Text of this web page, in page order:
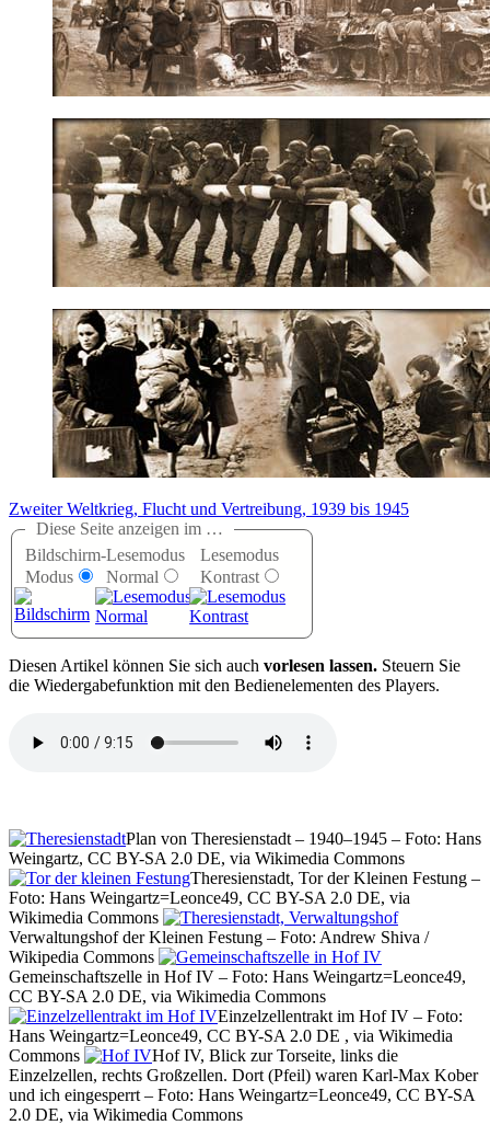
Zweiter Weltkrieg, Flucht und Vertreibung, 1939 bis 1945
Diese Seite anzeigen im …
Bildschirm-
Modus
Lesemodus
Normal
Lesemodus
Kontrast
Diesen Artikel können Sie sich auch vorlesen lassen. Steuern Sie
die Wiedergabefunktion mit den Bedienelementen des Players.
Plan von Theresienstadt – 1940–1945 – Foto: Hans
Weingartz, CC BY-SA 2.0 DE, via Wikimedia Commons
Theresienstadt, Tor der Kleinen Festung –
Foto: Hans Weingartz=Leonce49, CC BY-SA 2.0 DE, via
Wikimedia Commons
Verwaltungshof der Kleinen Festung – Foto: Andrew Shiva /
Wikipedia Commons
Gemeinschaftszelle in Hof IV – Foto: Hans Weingartz=Leonce49,
CC BY-SA 2.0 DE, via Wikimedia Commons
Einzelzellentrakt im Hof IV – Foto:
Hans Weingartz=Leonce49, CC BY-SA 2.0 DE , via Wikimedia
Commons
Hof IV, Blick zur Torseite, links die
Einzelzellen, rechts Großzellen. Dort (Pfeil) waren Karl-Max Kober
und ich eingesperrt – Foto: Hans Weingartz=Leonce49, CC BY-SA
2.0 DE, via Wikimedia Commons